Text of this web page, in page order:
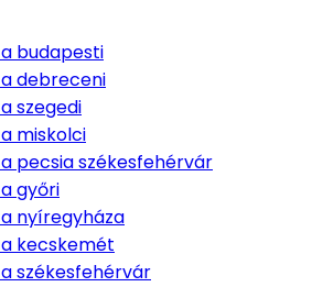
a budapesti
a debreceni
a szegedi
a miskolci
a pecsia székesfehérvár
a győri
a nyíregyháza
a kecskemét
a székesfehérvár